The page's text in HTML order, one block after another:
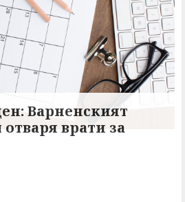
Варненският
врати за